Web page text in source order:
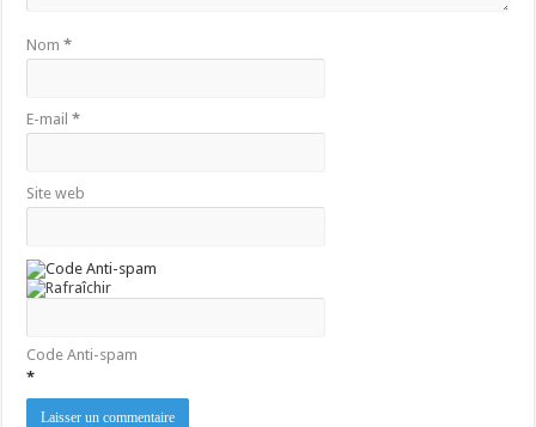
Nom*
E-mail*
Site web
Code Anti-spam
*